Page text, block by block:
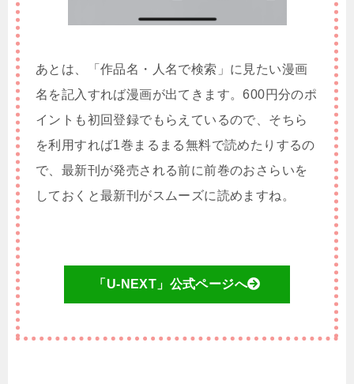
あとは、「作品名・人名で検索」に見たい漫画
名を記入すれば漫画が出てきます。600円分のポ
イントも初回登録でもらえているので、そちら
を利用すれば1巻まるまる無料で読めたりするの
で、最新刊が発売される前に前巻のおさらいを
しておくと最新刊がスムーズに読めますね。
「U-NEXT」公式ページへ